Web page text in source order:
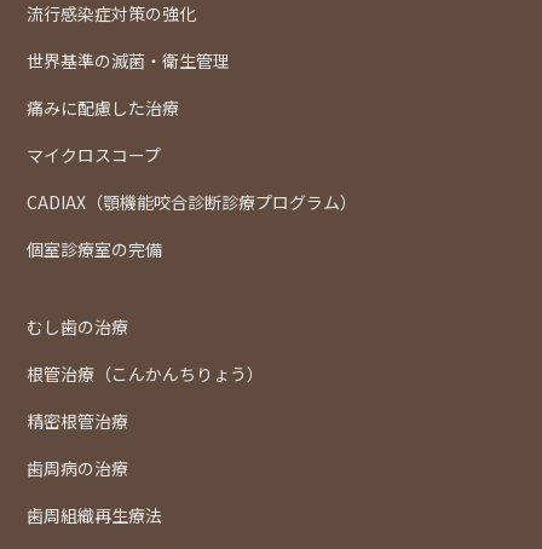
流行感染症対策の強化
世界基準の滅菌・衛生管理
痛みに配慮した治療
マイクロスコープ
CADIAX（顎機能咬合診断診療プログラム）
個室診療室の完備
むし歯の治療
根管治療（こんかんちりょう）
精密根管治療
歯周病の治療
歯周組織再生療法